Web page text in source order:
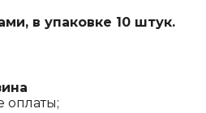
в упаковке 10 штук.
оплаты;